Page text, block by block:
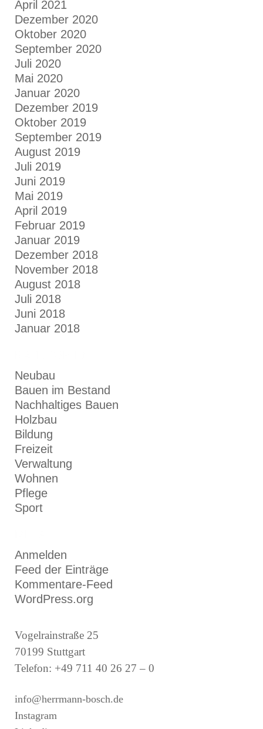
April 2021
Dezember 2020
Oktober 2020
September 2020
Juli 2020
Mai 2020
Januar 2020
Dezember 2019
Oktober 2019
September 2019
August 2019
Juli 2019
Juni 2019
Mai 2019
April 2019
Februar 2019
Januar 2019
Dezember 2018
November 2018
August 2018
Juli 2018
Juni 2018
Januar 2018
Neubau
Bauen im Bestand
Nachhaltiges Bauen
Holzbau
Bildung
Freizeit
Verwaltung
Wohnen
Pflege
Sport
Anmelden
Feed der Einträge
Kommentare-Feed
WordPress.org
Vogelrainstraße 25
70199 Stuttgart
Telefon: +49 711 40 26 27 – 0
info@herrmann-bosch.de
Instagram